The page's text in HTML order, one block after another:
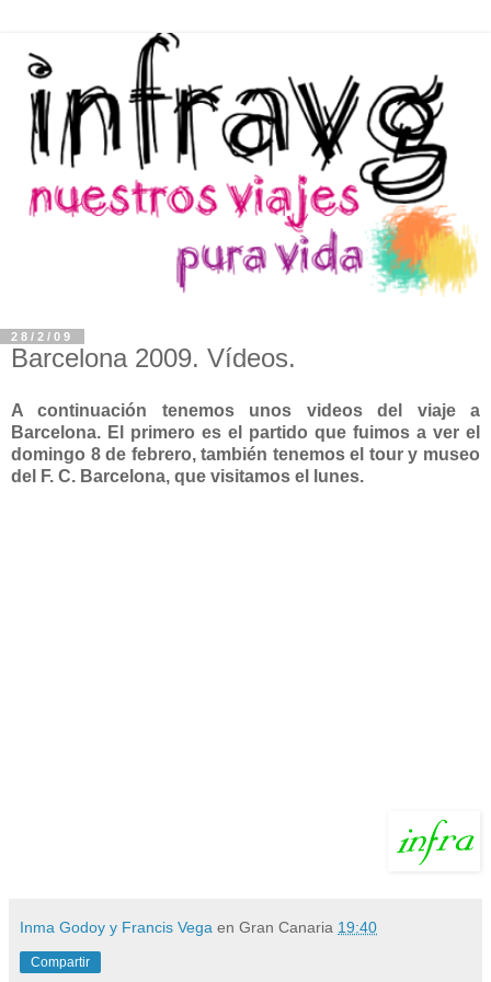
28/2/09
Barcelona 2009. Vídeos.
A continuación tenemos unos videos del viaje a
Barcelona. El primero es el partido que fuimos a ver el
domingo 8 de febrero, también tenemos el tour y museo
del F. C. Barcelona, que visitamos el lunes.
Inma Godoy y Francis Vega en Gran Canaria 19:40
Compartir